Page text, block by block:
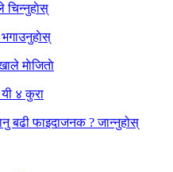
चिन्नुहाेस्
माेजिताे
४ कुरा
बढी फाइदाजनक ? जान्नुहोस्